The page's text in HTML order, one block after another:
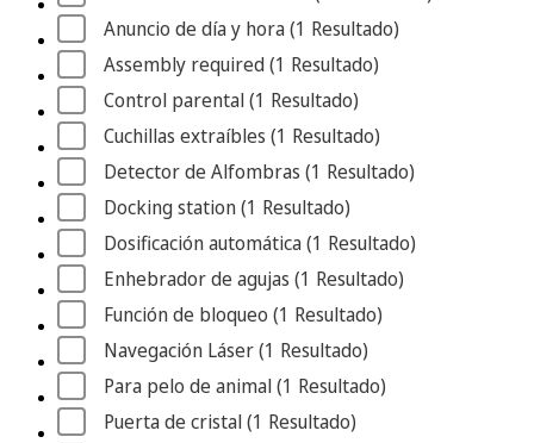
Anuncio de día y hora (1 Resultado)
Assembly required (1 Resultado)
Control parental (1 Resultado)
Cuchillas extraíbles (1 Resultado)
Detector de Alfombras (1 Resultado)
Docking station (1 Resultado)
Dosificación automática (1 Resultado)
Enhebrador de agujas (1 Resultado)
Función de bloqueo (1 Resultado)
Navegación Láser (1 Resultado)
Para pelo de animal (1 Resultado)
Puerta de cristal (1 Resultado)